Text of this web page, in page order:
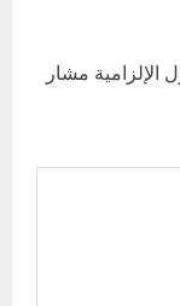
الإلزامية مشار